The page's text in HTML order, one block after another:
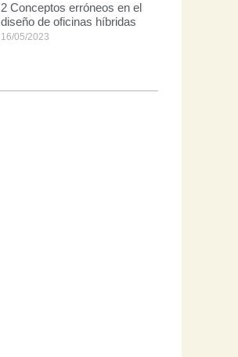
2 Conceptos erróneos en el
diseño de oficinas híbridas
16/05/2023